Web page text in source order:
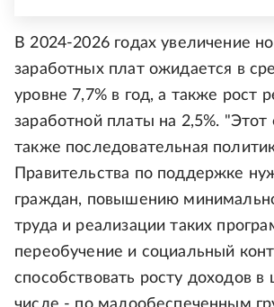
В 2024-2026 годах увеличение
заработных плат ожидается в
уровне 7,7% в год, а также рост
заработной платы на 2,5%. "Этот
также последовательная
Правительства по поддержке
граждан, повышению
труда и реализации таких
переобучение и социальный
способствовать росту доходов